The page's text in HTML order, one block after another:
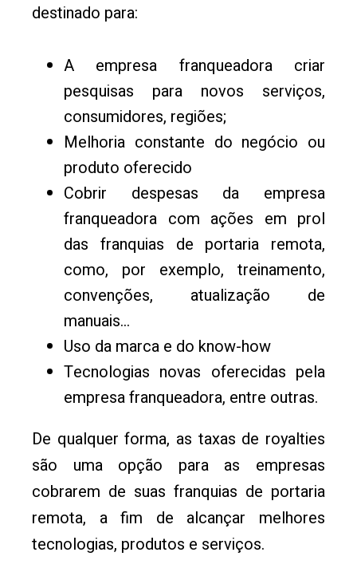
destinado para:
A empresa franqueadora criar
pesquisas para novos serviços,
consumidores, regiões;
Melhoria constante do negócio ou
produto oferecido
Cobrir despesas da empresa
franqueadora com ações em prol
das franquias de portaria remota,
como, por exemplo, treinamento,
convenções, atualização de
manuais…
Uso da marca e do know-how
Tecnologias novas oferecidas pela
empresa franqueadora, entre outras.
De qualquer forma, as taxas de royalties
são uma opção para as empresas
cobrarem de suas franquias de portaria
remota, a fim de alcançar melhores
tecnologias, produtos e serviços.